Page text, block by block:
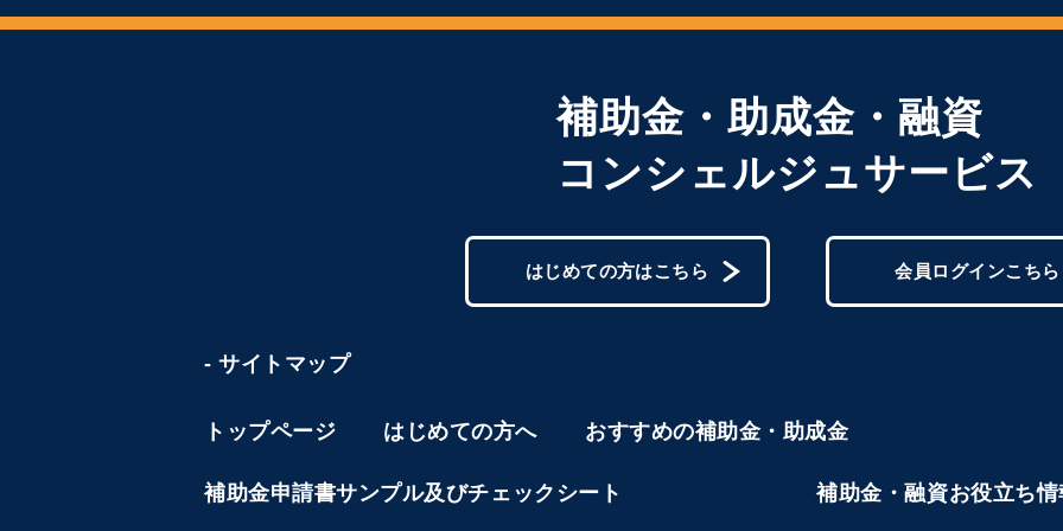
補助金・助成金・融資
コンシェルジュサービス
はじめての方はこちら 会員ログインこちら
- サイトマップ
トップページ はじめての方へ おすすめの補助金・助成金
補助金申請書サンプル及びチェックシート 補助金・融資お役立ち情